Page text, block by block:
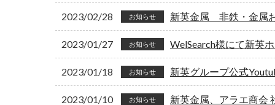
2023/02/28 お知らせ 新英金属 非鉄・金属
2023/01/27 お知らせ WelSearch様にて新英
2023/01/18 お知らせ 新英グループ公式
2023/01/10 お知らせ 新英金属、アラエ商会